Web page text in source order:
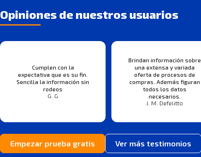
Opiniones de nuestros usuarios
Cumplen con la
expectativa que es su fin.
Sencilla la información sin
rodeos
G. G
Brindan información sobre
una extensa y variada
oferta de procesos de
compras. Además figuran
todos los datos
necesarios.
J. M. Defelitto
Empezar prueba gratis Ver más testimonios